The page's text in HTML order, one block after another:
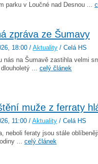
parku v Loučné nad Desnou ...
zpráva ze Šumavy
, 18:00 / Aktuality / Celá HS
nás na Šumavě zastihla velmi
... celý článek
muže z ferraty
, 11:00 / Aktuality / Celá HS
neboli feraty jsou stále
... celý článek